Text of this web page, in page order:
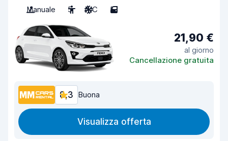
Manuale
5 A/C 5
21,90 €
al giorno
Cancellazione gratuita
8,3 Buona
Visualizza offerta